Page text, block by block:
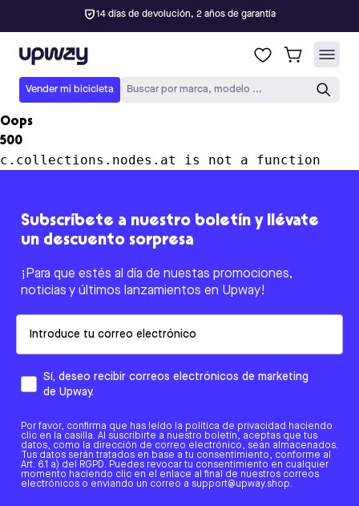
14 días de devolución, 2 años de garantía
Upway
Vender mi bicicleta Buscar por marca, modelo ...
Oops
500
c.collections.nodes.at is not a function
Subscríbete a nuestro boletín y llévate
un descuento sorpresa
¡Para que estés al día de nuestas promociones,
noticias y últimos lanzamientos en Upway!
Sí, deseo recibir correos electrónicos de marketing
de Upway.
Por favor, confirma que has leído la política de privacidad haciendo
clic en la casilla. Al suscribirte a nuestro boletín, aceptas que tus
datos, como la dirección de correo electrónico, sean almacenados.
Tus datos serán tratados en base a tu consentimiento, conforme al
Art. 6.1 a) del RGPD. Puedes revocar tu consentimiento en cualquier
momento haciendo clic en el enlace al final de nuestros correos
electrónicos o enviando un correo a support@upway.shop.